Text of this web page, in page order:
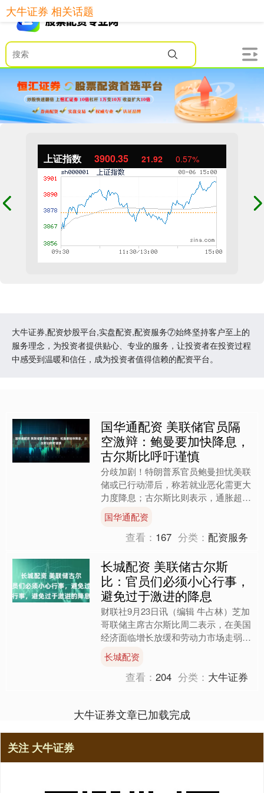
上证指数 3900.35 21.92 0.57%
大牛证券,配资炒股平台,实盘配资,配资服务⑦始终坚持客户至上的
服务理念，为投资者提供贴心、专业的服务，让投资者在投资过程
中感受到温暖和信任，成为投资者值得信赖的配资平台。
大牛证券 相关话题
国华通配资 美联储官员隔
空激辩：鲍曼要加快降息，
古尔斯比呼吁谨慎
分歧加剧！特朗普系官员鲍曼担忧美联
储或已行动滞后，称若就业恶化需更大
力度降息；古尔斯比则表示，通胀超目
标且呈现上行趋势，不宜激进宽松。
AI播客：换个方式听新闻....
国华通配资
查看： 167 分类：配资服务
长城配资 美联储古尔斯
比：官员们必须小心行事，
避免过于激进的降息
财联社9月23日讯（编辑 牛占林）芝加
哥联储主席古尔斯比周二表示，在美国
经济面临增长放缓和劳动力市场走弱的
双重压力之际，美联储在降息问题上需
要保持谨慎。 虽然古....
长城配资
查看：204 分类： 大牛证券
大牛证券文章已加载完成
关注 大牛证券